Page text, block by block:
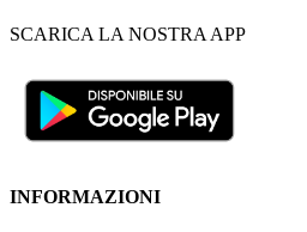
SCARICA LA NOSTRA APP
INFORMAZIONI